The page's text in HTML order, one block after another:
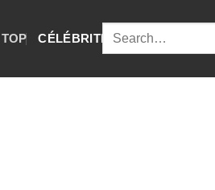
TOP CÉLÉBRITÉS GUIDES